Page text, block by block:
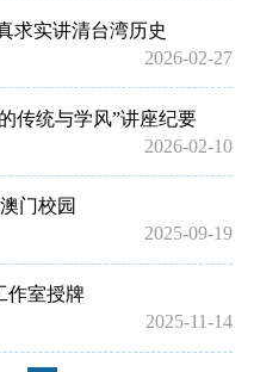
求实讲清台湾历史
2026-02-27
传统与学风”讲座纪要
2026-02-10
门校园
2025-09-19
作室授牌
2025-11-14